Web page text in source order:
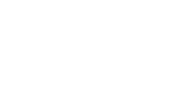
En Trilce, Vallejo lleva a la
Sin embargo, su obra
camino, directamente
social. Así sucede en El
vez indigenista y proletaria, de